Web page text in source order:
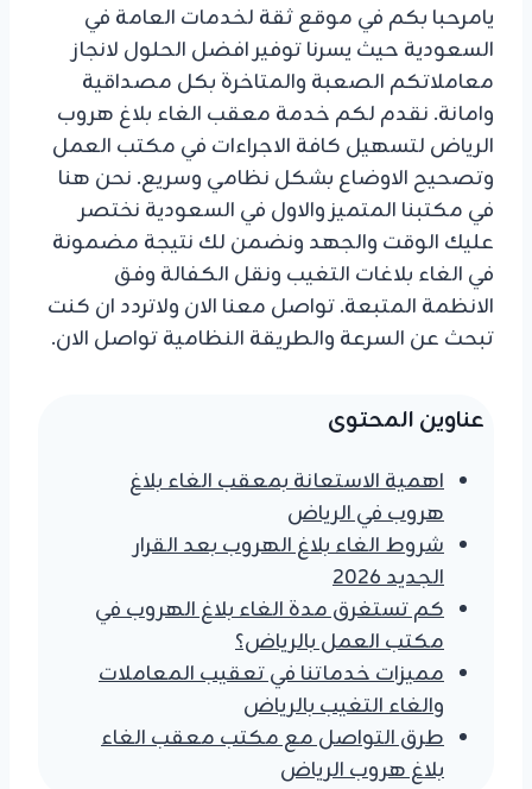
يامرحبا بكم في موقع ثقة لخدمات العامة في
السعودية حيث يسرنا توفير افضل الحلول لانجاز
معاملاتكم الصعبة والمتاخرة بكل مصداقية
وامانة. نقدم لكم خدمة معقب الغاء بلاغ هروب
الرياض لتسهيل كافة الاجراءات في مكتب العمل
وتصحيح الاوضاع بشكل نظامي وسريع. نحن هنا
في مكتبنا المتميز والاول في السعودية نختصر
عليك الوقت والجهد ونضمن لك نتيجة مضمونة
في الغاء بلاغات التغيب ونقل الكفالة وفق
الانظمة المتبعة. تواصل معنا الان ولاتردد ان كنت
تبحث عن السرعة والطريقة النظامية تواصل الان.
عناوين المحتوى
اهمية الاستعانة بمعقب الغاء بلاغ
هروب في الرياض
شروط الغاء بلاغ الهروب بعد القرار
الجديد 2026
كم تستغرق مدة الغاء بلاغ الهروب في
مكتب العمل بالرياض؟
مميزات خدماتنا في تعقيب المعاملات
والغاء التغيب بالرياض
طرق التواصل مع مكتب معقب الغاء
بلاغ هروب الرياض